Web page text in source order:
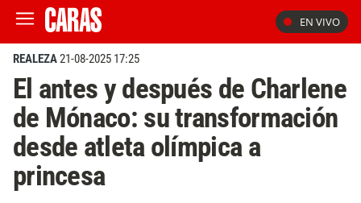
EN VIVO
REALEZA21-08-2025 17:25
El antes y después de Charlene
de Mónaco: su transformación
desde atleta olímpica a
princesa